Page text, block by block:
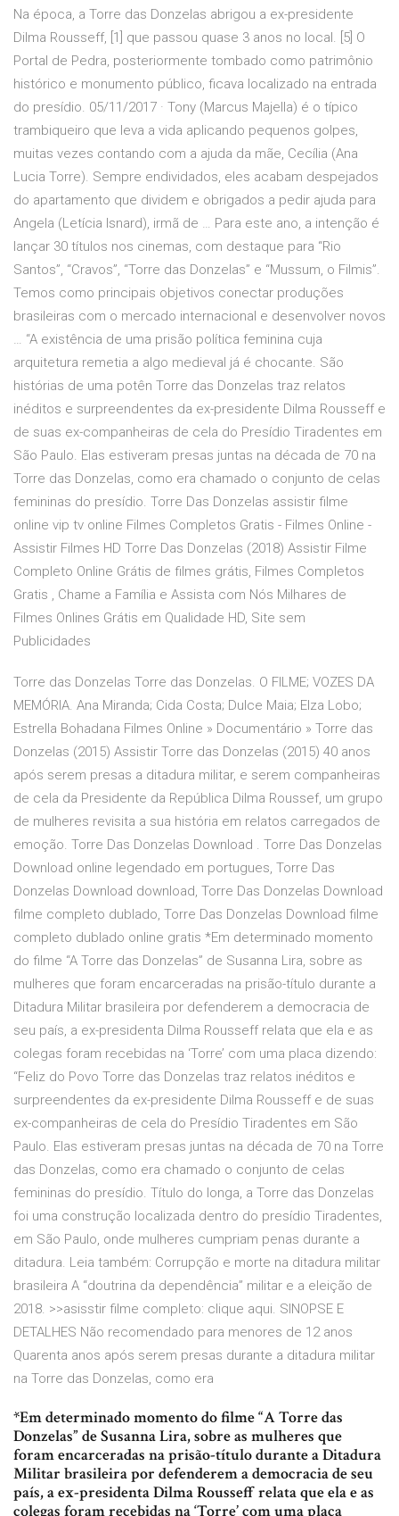
Na época, a Torre das Donzelas abrigou a ex-presidente
Dilma Rousseff, [1] que passou quase 3 anos no local. [5] O
Portal de Pedra, posteriormente tombado como patrimônio
histórico e monumento público, ficava localizado na entrada
do presídio. 05/11/2017 · Tony (Marcus Majella) é o típico
trambiqueiro que leva a vida aplicando pequenos golpes,
muitas vezes contando com a ajuda da mãe, Cecília (Ana
Lucia Torre). Sempre endividados, eles acabam despejados
do apartamento que dividem e obrigados a pedir ajuda para
Angela (Letícia Isnard), irmã de … Para este ano, a intenção é
lançar 30 títulos nos cinemas, com destaque para “Rio
Santos”, “Cravos”, “Torre das Donzelas” e “Mussum, o Filmis”.
Temos como principais objetivos conectar produções
brasileiras com o mercado internacional e desenvolver novos
… “A existência de uma prisão política feminina cuja
arquitetura remetia a algo medieval já é chocante. São
histórias de uma potên Torre das Donzelas traz relatos
inéditos e surpreendentes da ex-presidente Dilma Rousseff e
de suas ex-companheiras de cela do Presídio Tiradentes em
São Paulo. Elas estiveram presas juntas na década de 70 na
Torre das Donzelas, como era chamado o conjunto de celas
femininas do presídio. Torre Das Donzelas assistir filme
online vip tv online Filmes Completos Gratis - Filmes Online -
Assistir Filmes HD Torre Das Donzelas (2018) Assistir Filme
Completo Online Grátis de filmes grátis, Filmes Completos
Gratis , Chame a Família e Assista com Nós Milhares de
Filmes Onlines Grátis em Qualidade HD, Site sem
Publicidades
Torre das Donzelas Torre das Donzelas. O FILME; VOZES DA
MEMÓRIA. Ana Miranda; Cida Costa; Dulce Maia; Elza Lobo;
Estrella Bohadana Filmes Online » Documentário » Torre das
Donzelas (2015) Assistir Torre das Donzelas (2015) 40 anos
após serem presas a ditadura militar, e serem companheiras
de cela da Presidente da República Dilma Roussef, um grupo
de mulheres revisita a sua história em relatos carregados de
emoção. Torre Das Donzelas Download . Torre Das Donzelas
Download online legendado em portugues, Torre Das
Donzelas Download download, Torre Das Donzelas Download
filme completo dublado, Torre Das Donzelas Download filme
completo dublado online gratis *Em determinado momento
do filme “A Torre das Donzelas” de Susanna Lira, sobre as
mulheres que foram encarceradas na prisão-título durante a
Ditadura Militar brasileira por defenderem a democracia de
seu país, a ex-presidenta Dilma Rousseff relata que ela e as
colegas foram recebidas na ‘Torre’ com uma placa dizendo:
“Feliz do Povo Torre das Donzelas traz relatos inéditos e
surpreendentes da ex-presidente Dilma Rousseff e de suas
ex-companheiras de cela do Presídio Tiradentes em São
Paulo. Elas estiveram presas juntas na década de 70 na Torre
das Donzelas, como era chamado o conjunto de celas
femininas do presídio. Título do longa, a Torre das Donzelas
foi uma construção localizada dentro do presídio Tiradentes,
em São Paulo, onde mulheres cumpriam penas durante a
ditadura. Leia também: Corrupção e morte na ditadura militar
brasileira A “doutrina da dependência” militar e a eleição de
2018. >>asisstir filme completo: clique aqui. SINOPSE E
DETALHES Não recomendado para menores de 12 anos
Quarenta anos após serem presas durante a ditadura militar
na Torre das Donzelas, como era
*Em determinado momento do filme “A Torre das
Donzelas” de Susanna Lira, sobre as mulheres que
foram encarceradas na prisão-título durante a Ditadura
Militar brasileira por defenderem a democracia de seu
país, a ex-presidenta Dilma Rousseff relata que ela e as
colegas foram recebidas na ‘Torre’ com uma placa